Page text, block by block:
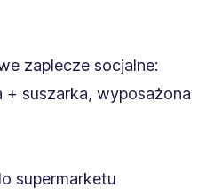
zaplecze socjalne:
suszarka, wyposażona
supermarketu